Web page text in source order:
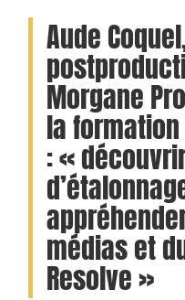
Aude
Morgane
la
: «
médias et
Resolve »